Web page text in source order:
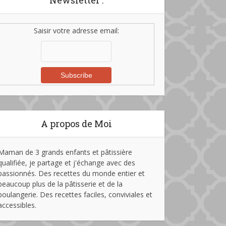
Saisir votre adresse email:
A propos de Moi
de 3 grands enfants et pâtissière
je partage et j'échange avec des
Des recettes du monde entier et
plus de la pâtisserie et de la
Des recettes faciles, conviviales et